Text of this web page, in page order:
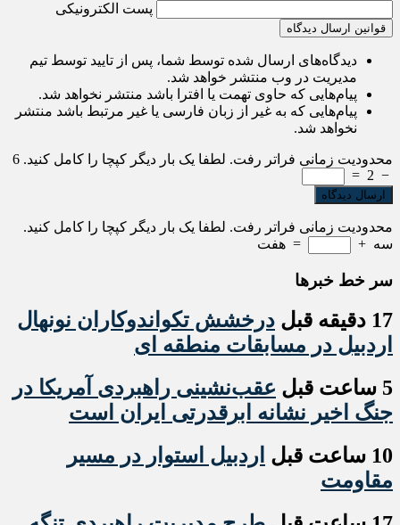
پست الکترونیکی
قوانین ارسال دیدگاه
دیدگاه‌های ارسال شده توسط شما، پس از تایید توسط تیم
مدیریت در وب منتشر خواهد شد.
پیام‌هایی که حاوی تهمت یا افترا باشد منتشر نخواهد شد.
پیام‌هایی که به غیر از زبان فارسی یا غیر مرتبط باشد منتشر
نخواهد شد.
محدودیت زمانی فراتر رفت. لطفا یک بار دیگر کپچا را کامل کنید. 6
−
2
=
محدودیت زمانی فراتر رفت. لطفا یک بار دیگر کپچا را کامل کنید.
سه +
= هفت
سر خط خبرها
17 دقیقه قبل
درخشش تکواندوکاران نونهال
اردبیل در مسابقات منطقه ای
5 ساعت قبل
عقب‌نشینی راهبردی آمریکا در
جنگ اخیر نشانه ابرقدرتی ایران است
10 ساعت قبل
اردبیل استوار در مسیر
مقاومت